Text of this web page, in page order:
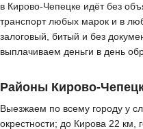
в Кирово-Чепецке идёт без
транспорт любых марок и в
залоговый, битый и без
выплачиваем деньги в день
Районы Кирово-
Выезжаем по всему городу у
окрестности; до Кирова 22 км,